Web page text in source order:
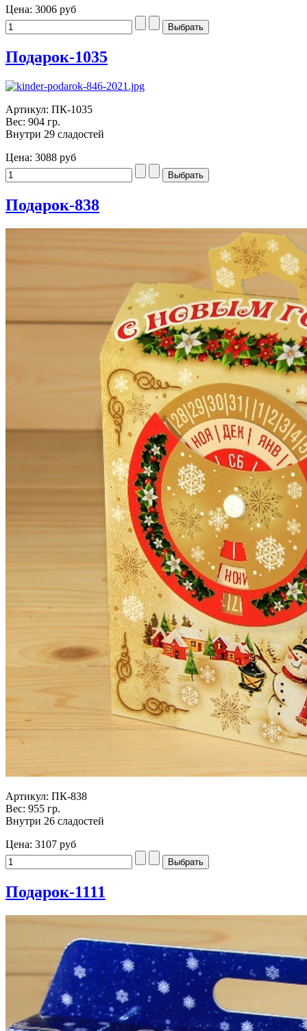
Цена: 3006 руб
Подарок-1035
Артикул: ПК-1035
Вес: 904 гр.
Внутри 29 сладостей
Цена: 3088 руб
Подарок-838
Артикул: ПК-838
Вес: 955 гр.
Внутри 26 сладостей
Цена: 3107 руб
Подарок-1111